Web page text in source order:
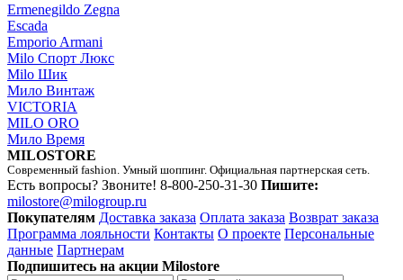
Ermenegildo Zegna
Escada
Emporio Armani
Milo Спорт Люкс
Milo Шик
Мило Винтаж
VICTORIA
MILO ORO
Мило Время
MILOSTORE
Современный fashion. Умный шоппинг. Официальная партнерская сеть.
Есть вопросы? Звоните! 8-800-250-31-30 Пишите:
milostore@milogroup.ru
Покупателям Доставка заказа Оплата заказа Возврат заказа
Программа лояльности Контакты О проекте Персональные
данные Партнерам
Подпишитесь на акции Milostore